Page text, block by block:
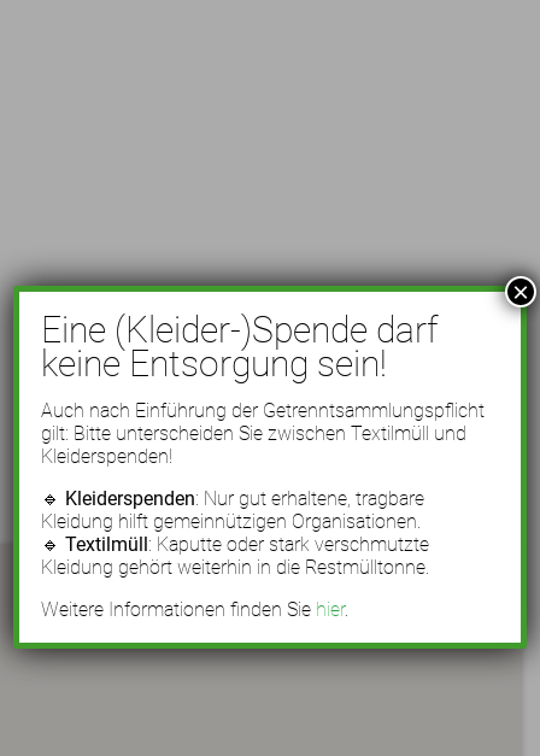
Eine (Kleider-)Spende darf
keine Entsorgung sein!
Auch nach Einführung der Getrenntsammlungspflicht
gilt: Bitte unterscheiden Sie zwischen Textilmüll und
Kleiderspenden!
🔹 Kleiderspenden: Nur gut erhaltene, tragbare
Kleidung hilft gemeinnützigen Organisationen.
🔹Textilmüll: Kaputte oder stark verschmutzte
Kleidung gehört weiterhin in die Restmülltonne.
Weitere Informationen finden Sie hier.
×